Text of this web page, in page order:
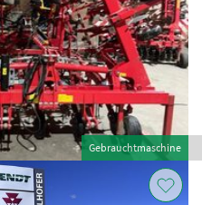
Gebrauchtmaschine